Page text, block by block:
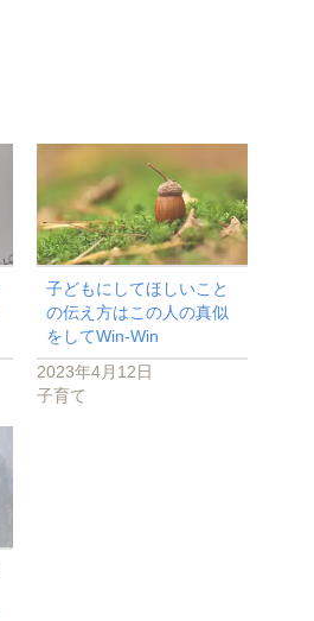
子どもにしてほしいこと
の伝え方はこの人の真似
をしてWin-Win
2023年4月12日
子育て